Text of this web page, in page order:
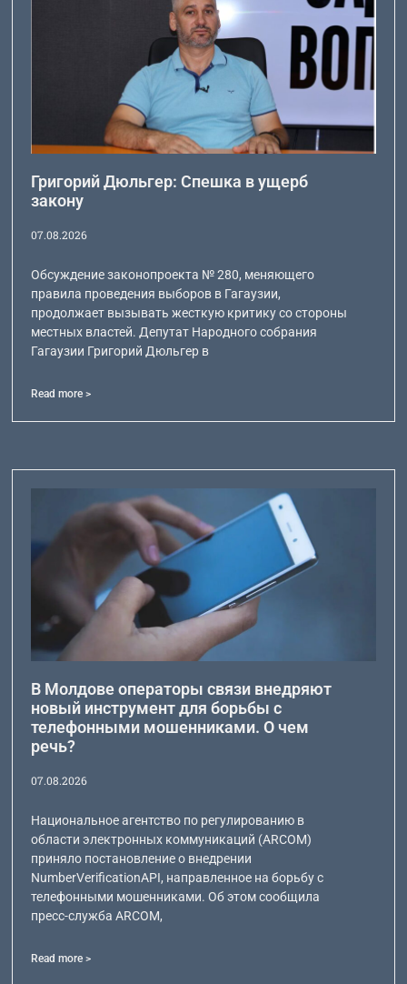
Григорий Дюльгер: Спешка в ущерб
закону
07.08.2026
Обсуждение законопроекта № 280, меняющего
правила проведения выборов в Гагаузии,
продолжает вызывать жесткую критику со стороны
местных властей. Депутат Народного собрания
Гагаузии Григорий Дюльгер в
Read more >
В Молдове операторы связи внедряют
новый инструмент для борьбы с
телефонными мошенниками. О чем
речь?
07.08.2026
Национальное агентство по регулированию в
области электронных коммуникаций (ARCOM)
приняло постановление о внедрении
NumberVerificationAPI, направленное на борьбу с
телефонными мошенниками. Об этом сообщила
пресс-служба ARCOM,
Read more >